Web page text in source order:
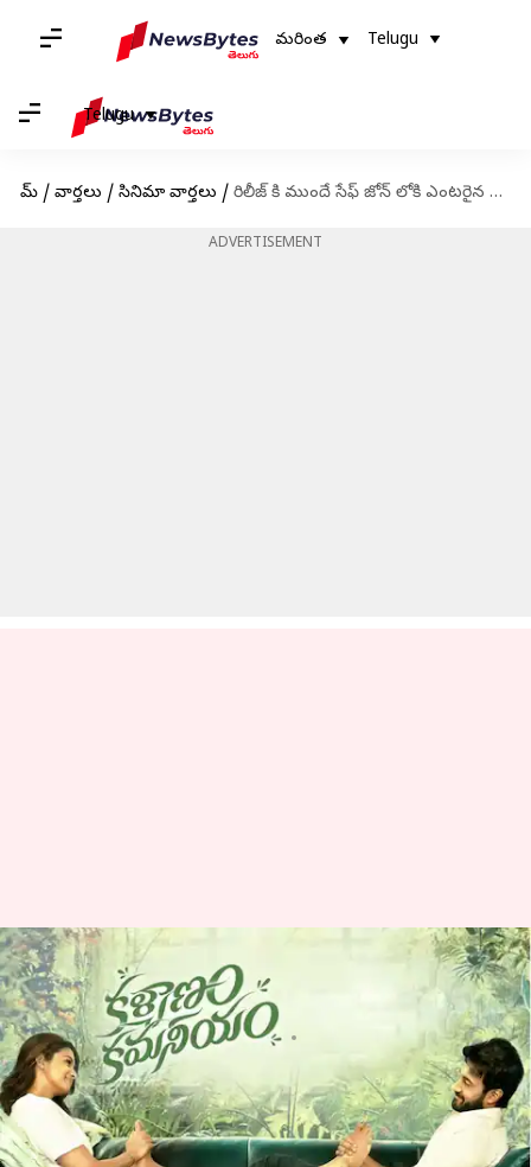
మరింత Telugu
Telugu
హోమ్ / వార్తలు / సినిమా వార్తలు / రిలీజ్ కి ముందే సేఫ్ జోన్ లోకి ఎంటరైన కళ్యాణం కమనీయం?
ADVERTISEMENT
రిలీజ్ కి ముందే సేఫ్ జోన్ లోకి
ఎంటరైన కళ్యాణం కమనీయం?
వ్రాసిన వారు Sriram Pranateja Jan 13, 2023
ఈ వార్తాకథనం ఏంటి
సంక్రాంతి పండక్కి బాక్సాఫీసు వద్ద పెద్ద సినిమాల హవా